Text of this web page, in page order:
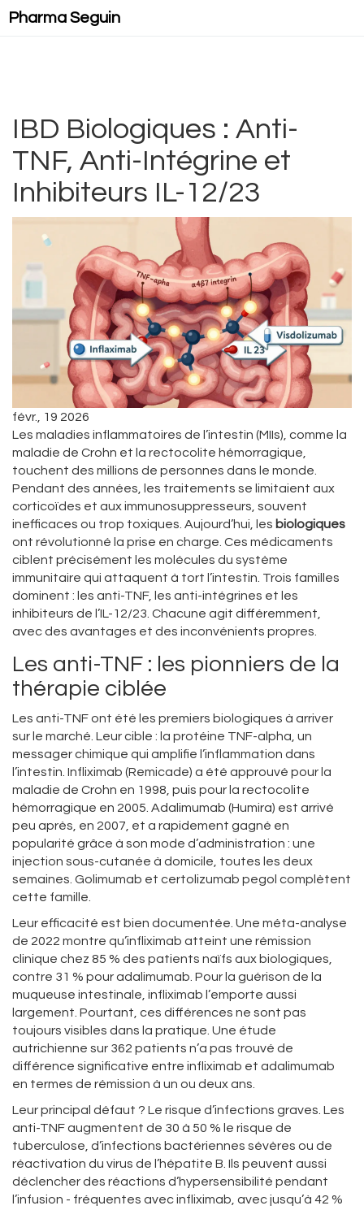
Pharma Seguin
IBD Biologiques : Anti-
TNF, Anti-Intégrine et
Inhibiteurs IL-12/23
févr., 19 2026
Les maladies inflammatoires de l’intestin (MIIs), comme la
maladie de Crohn et la rectocolite hémorragique,
touchent des millions de personnes dans le monde.
Pendant des années, les traitements se limitaient aux
corticoïdes et aux immunosuppresseurs, souvent
inefficaces ou trop toxiques. Aujourd’hui, les biologiques
ont révolutionné la prise en charge. Ces médicaments
ciblent précisément les molécules du système
immunitaire qui attaquent à tort l’intestin. Trois familles
dominent : les anti-TNF, les anti-intégrines et les
inhibiteurs de l’IL-12/23. Chacune agit différemment,
avec des avantages et des inconvénients propres.
Les anti-TNF : les pionniers de la
thérapie ciblée
Les anti-TNF ont été les premiers biologiques à arriver
sur le marché. Leur cible : la protéine TNF-alpha, un
messager chimique qui amplifie l’inflammation dans
l’intestin. Infliximab (Remicade) a été approuvé pour la
maladie de Crohn en 1998, puis pour la rectocolite
hémorragique en 2005. Adalimumab (Humira) est arrivé
peu après, en 2007, et a rapidement gagné en
popularité grâce à son mode d’administration : une
injection sous-cutanée à domicile, toutes les deux
semaines. Golimumab et certolizumab pegol complètent
cette famille.
Leur efficacité est bien documentée. Une méta-analyse
de 2022 montre qu’infliximab atteint une rémission
clinique chez 85 % des patients naïfs aux biologiques,
contre 31 % pour adalimumab. Pour la guérison de la
muqueuse intestinale, infliximab l’emporte aussi
largement. Pourtant, ces différences ne sont pas
toujours visibles dans la pratique. Une étude
autrichienne sur 362 patients n’a pas trouvé de
différence significative entre infliximab et adalimumab
en termes de rémission à un ou deux ans.
Leur principal défaut ? Le risque d’infections graves. Les
anti-TNF augmentent de 30 à 50 % le risque de
tuberculose, d’infections bactériennes sévères ou de
réactivation du virus de l’hépatite B. Ils peuvent aussi
déclencher des réactions d’hypersensibilité pendant
l’infusion - fréquentes avec infliximab, avec jusqu’à 42 %